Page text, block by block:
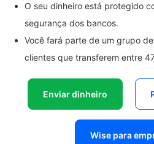
O seu dinheiro está protegido
segurança dos bancos.
Você fará parte de um grupo
clientes que transferem entre
Enviar dinheiro
Wise para